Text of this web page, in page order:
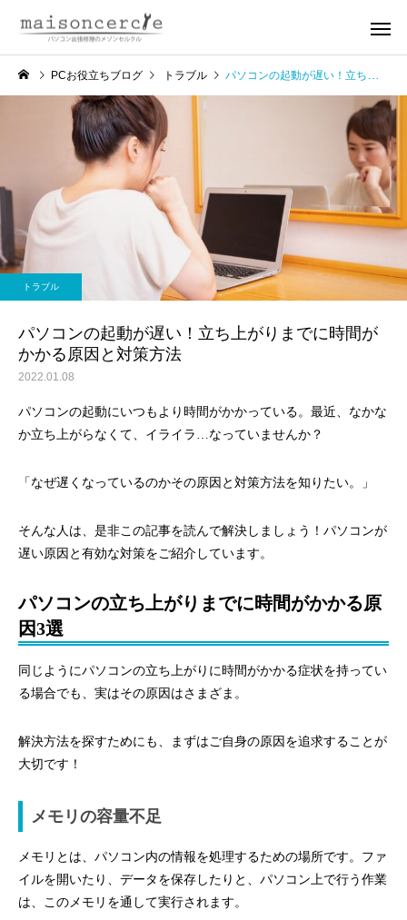
PCお役立ちブログ トラブル パソコンの起動が遅い！立ち上がりまでに時間がかかる原因と対策方法
トラブル
パソコンの起動が遅い！立ち上がりまでに時間が
かかる原因と対策方法
2022.01.08
パソコンの起動にいつもより時間がかかっている。最近、なかな
か立ち上がらなくて、イライラ…なっていませんか？
「なぜ遅くなっているのかその原因と対策方法を知りたい。」
そんな人は、是非この記事を読んで解決しましょう！パソコンが
遅い原因と有効な対策をご紹介しています。
パソコンの立ち上がりまでに時間がかかる原
因3選
同じようにパソコンの立ち上がりに時間がかかる症状を持ってい
る場合でも、実はその原因はさまざま。
解決方法を探すためにも、まずはご自身の原因を追求することが
大切です！
メモリの容量不足
メモリとは、パソコン内の情報を処理するための場所です。ファ
イルを開いたり、データを保存したりと、パソコン上で行う作業
は、このメモリを通して実行されます。